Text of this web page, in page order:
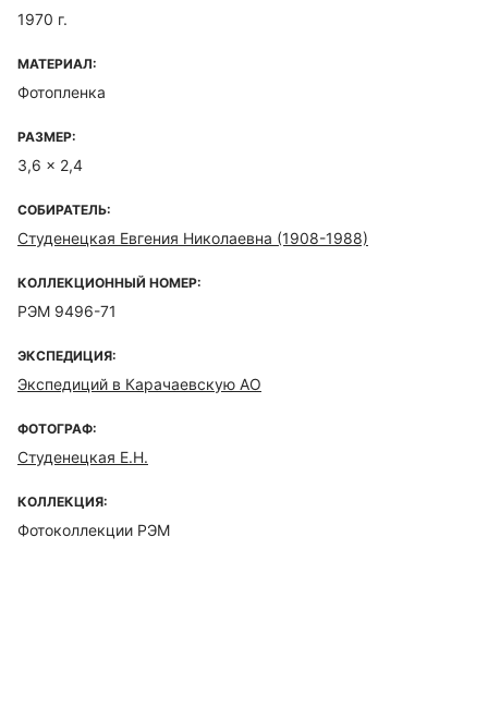
1970 г.
МАТЕРИАЛ:
Фотопленка
РАЗМЕР:
3,6 x 2,4
СОБИРАТЕЛЬ:
Студенецкая Евгения Николаевна (1908-1988)
КОЛЛЕКЦИОННЫЙ НОМЕР:
РЭМ 9496-71
ЭКСПЕДИЦИЯ:
Экспедиций в Карачаевскую АО
ФОТОГРАФ:
Студенецкая Е.Н.
КОЛЛЕКЦИЯ:
Фотоколлекции РЭМ